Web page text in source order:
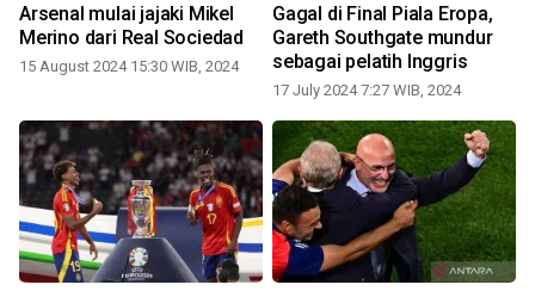
Arsenal mulai jajaki Mikel
Merino dari Real Sociedad
15 August 2024 15:30 WIB, 2024
Gagal di Final Piala Eropa,
Gareth Southgate mundur
sebagai pelatih Inggris
17 July 2024 7:27 WIB, 2024